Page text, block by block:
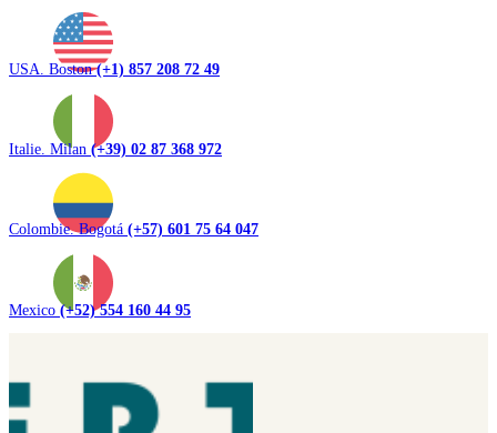
USA. Boston(+1) 857 208 72 49
Italie. Milan (+39) 02 87 368 972
Colombie. Bogotá (+57) 601 75 64 047
Mexico (+52) 554 160 44 95